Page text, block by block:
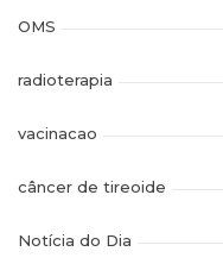
OMS
radioterapia
vacinacao
câncer de tireoide
Notícia do Dia